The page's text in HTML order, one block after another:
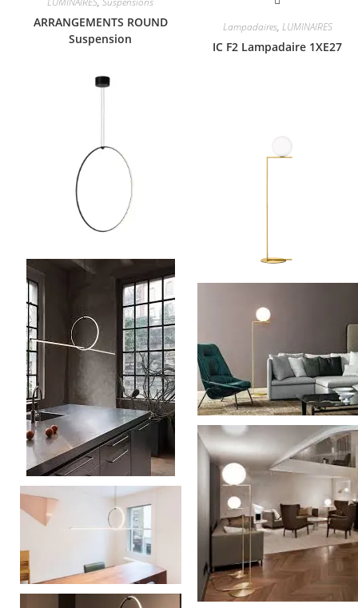
ARRANGEMENTS ROUND
Suspension
Lampadaires, LUMINAIRES
IC F2 Lampadaire 1XE27